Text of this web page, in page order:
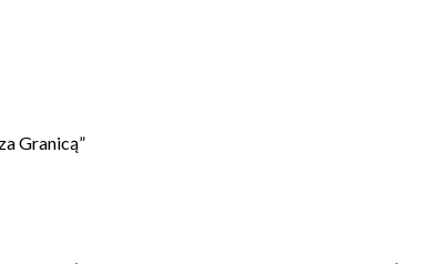
Granicą”